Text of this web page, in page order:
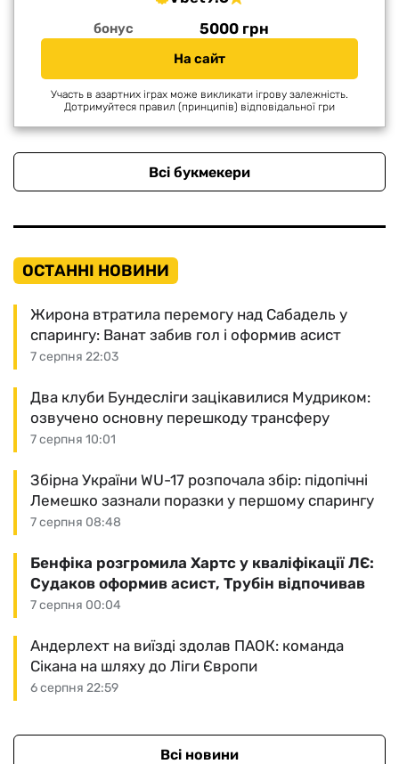
бонус 5000 грн
На сайт
Участь в азартних іграх може викликати ігрову залежність.
Дотримуйтеся правил (принципів) відповідальної гри
Всі букмекери
ОСТАННІ НОВИНИ
7 серпня 22:03
Жирона втратила перемогу над Сабадель у
спарингу: Ванат забив гол і оформив асист
7 серпня 10:01
Два клуби Бундесліги зацікавилися Мудриком:
озвучено основну перешкоду трансферу
7 серпня 08:48
Збірна України WU-17 розпочала збір: підопічні
Лемешко зазнали поразки у першому спарингу
7 серпня 00:04
Бенфіка розгромила Хартс у кваліфікації ЛЄ:
Судаков оформив асист, Трубін відпочивав
6 серпня 22:59
Андерлехт на виїзді здолав ПАОК: команда
Сікана на шляху до Ліги Європи
Всі новини